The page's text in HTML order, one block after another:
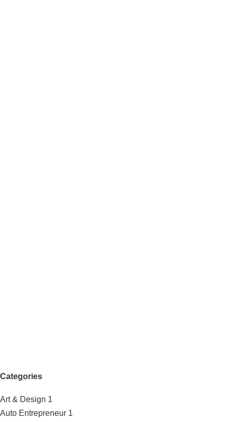
Categories
Art & Design 1
Auto Entrepreneur 1